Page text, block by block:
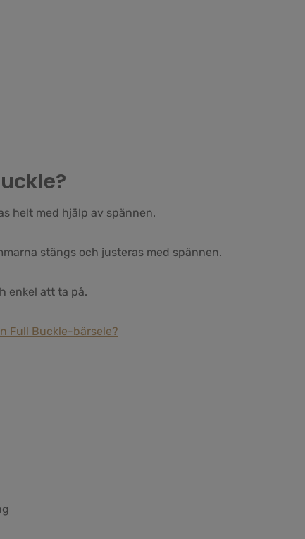
helt med hjälp av spännen.
stängs och justeras med spännen.
enkel att ta på.
Full Buckle-bärsele?